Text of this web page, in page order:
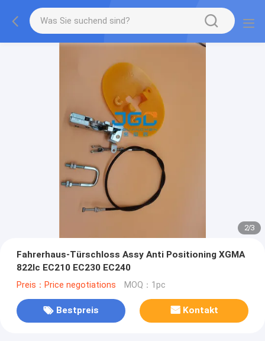
2/3
Fahrerhaus-Türschloss Assy Anti Positioning XGMA
822lc EC210 EC230 EC240
Preis：Price negotiations MOQ：1pc
Bestpreis Kontakt